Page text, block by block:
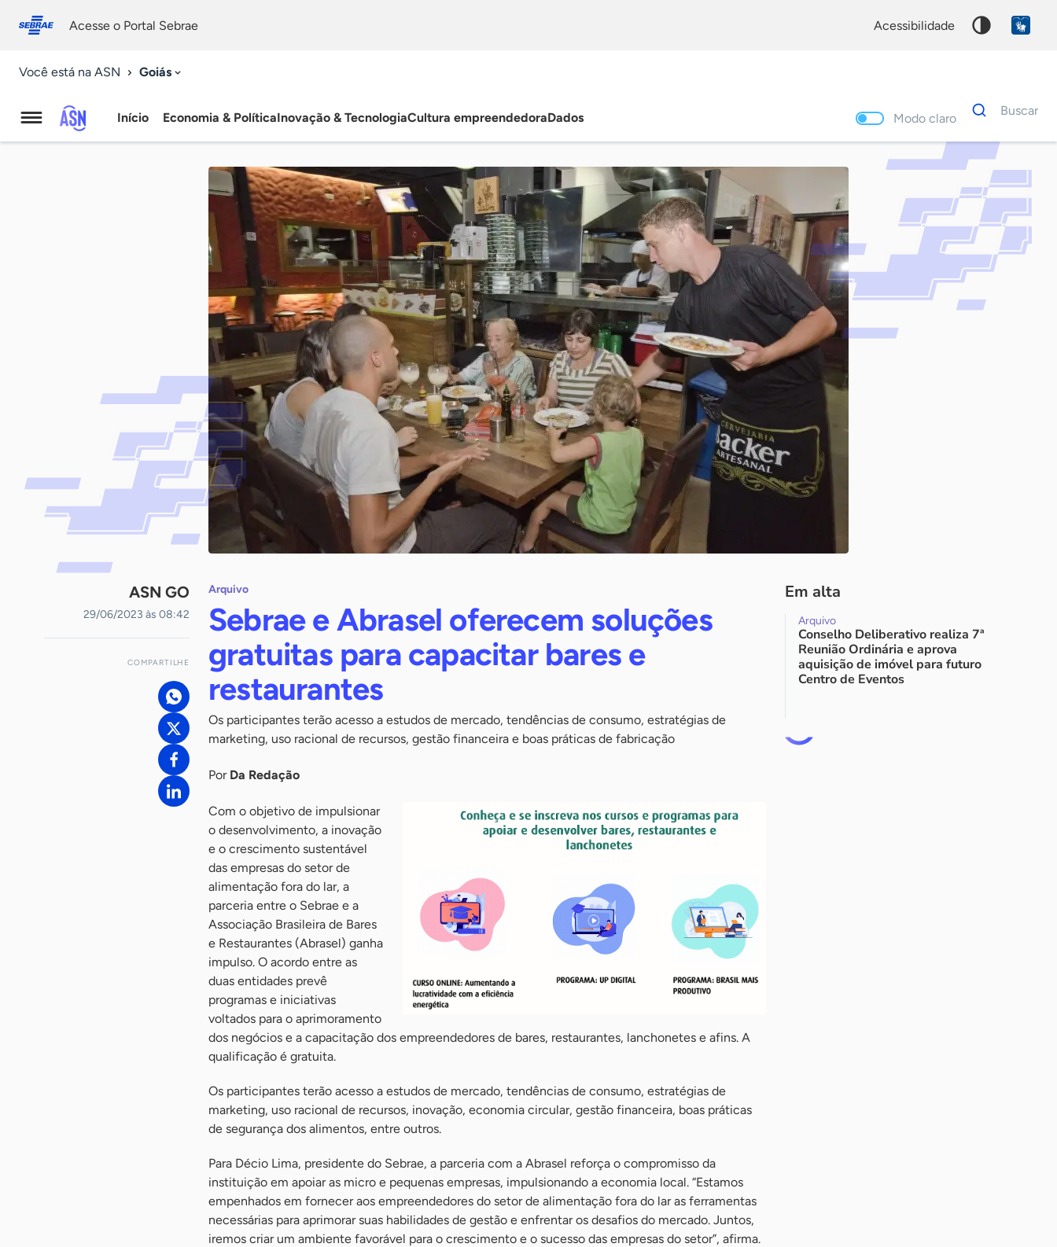
conosco
Acesse o Portal Sebrae acessibilidade
Você está na ASN Goiás
Agência
Início Economia & PolíticaInovação & TecnologiaCultura empreendedoraDados Modo claro
Dados
para
Buscar
Palavra
chave
ASN GO
29/06/2023 às 08:42
COMPARTILHE
Arquivo
Sebrae e Abrasel oferecem soluções
gratuitas para capacitar bares e
restaurantes
Os participantes terão acesso a estudos de mercado, tendências de consumo, estratégias de
marketing, uso racional de recursos, gestão financeira e boas práticas de fabricação
Por Da Redação
Com o objetivo de impulsionar
o desenvolvimento, a inovação
e o crescimento sustentável
das empresas do setor de
alimentação fora do lar, a
parceria entre o Sebrae e a
Associação Brasileira de Bares
e Restaurantes (Abrasel) ganha
impulso. O acordo entre as
duas entidades prevê
programas e iniciativas
voltados para o aprimoramento
dos negócios e a capacitação dos empreendedores de bares, restaurantes, lanchonetes e afins. A
qualificação é gratuita.
Os participantes terão acesso a estudos de mercado, tendências de consumo, estratégias de
marketing, uso racional de recursos, inovação, economia circular, gestão financeira, boas práticas
de segurança dos alimentos, entre outros.
Para Décio Lima, presidente do Sebrae, a parceria com a Abrasel reforça o compromisso da
instituição em apoiar as micro e pequenas empresas, impulsionando a economia local. “Estamos
empenhados em fornecer aos empreendedores do setor de alimentação fora do lar as ferramentas
necessárias para aprimorar suas habilidades de gestão e enfrentar os desafios do mercado. Juntos,
iremos criar um ambiente favorável para o crescimento e o sucesso das empresas do setor”, afirma.
Em alta
Arquivo
Conselho Deliberativo realiza 7ª
Reunião Ordinária e aprova
aquisição de imóvel para futuro
Centro de Eventos